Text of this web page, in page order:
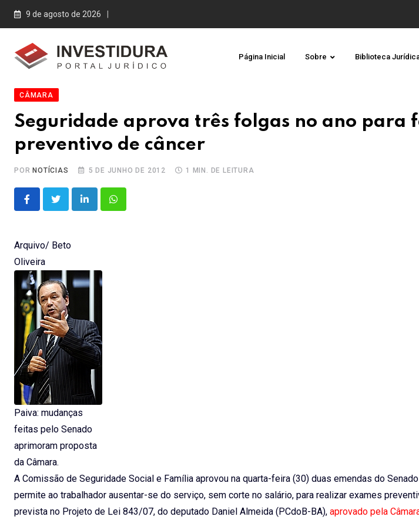
Skip
9 de agosto de 2026
Página Inicial Sobre Biblioteca
CÂMARA
Seguridade aprova três folgas no ano para
preventivo de câncer
PORNOTÍCIAS 5 DE JUNHO DE 2012 1 MIN. DE LEITURA
LinkedInWhatsapp
Arquivo/ Beto
Oliveira
Paiva: mudanças
feitas pelo Senado
aprimoram proposta
da Câmara.
A Comissão de Seguridade Social e Família aprovou na quarta-feira (30) duas emendas do
permite ao trabalhador ausentar-se do serviço, sem corte no salário, para realizar exames
prevista no Projeto de Lei 843/07, do deputado Daniel Almeida (PCdoB-BA), aprovado pela